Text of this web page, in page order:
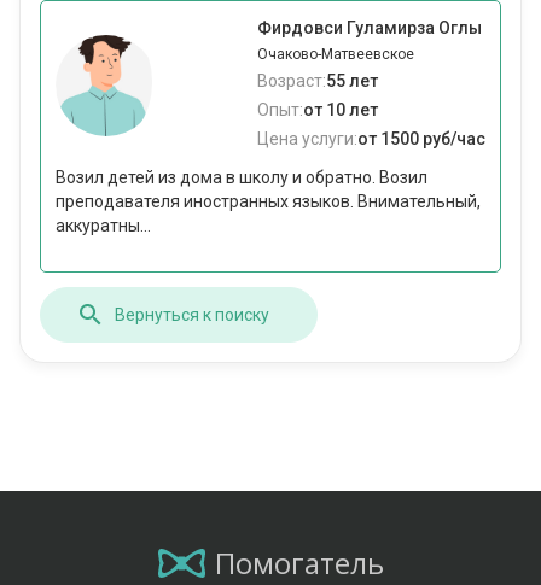
Фирдовси Гуламирза Оглы
Очаково-Матвеевское
Возраст:55 лет
Опыт:от 10 лет
Цена услуги:от 1500 руб/час
Возил детей из дома в школу и обратно. Возил
преподавателя иностранных языков. Внимательный,
аккуратны...
Вернуться к поиску
Помогатель